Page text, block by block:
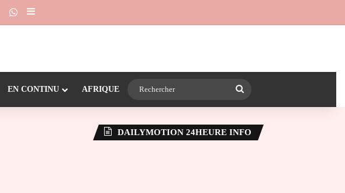
Dailymotion
Suivre la chaîne 24heureinfo sur WhatsApp
Sidebar (barre latérale)
EN CONTINU AFRIQUE
DAILYMOTION 24HEURE INFO